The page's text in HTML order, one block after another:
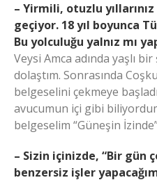
– Yirmili, otuzlu
geçiyor. 18 yıl boyunca
Bu yolculuğu yalnız mı
Veysi Amca adında yaşlı
dolaştım. Sonrasında
belgeselini çekmeye
avucumun içi gibi
belgeselim “Güneşin
– Sizin içinizde, “Bir gün
benzersiz işler